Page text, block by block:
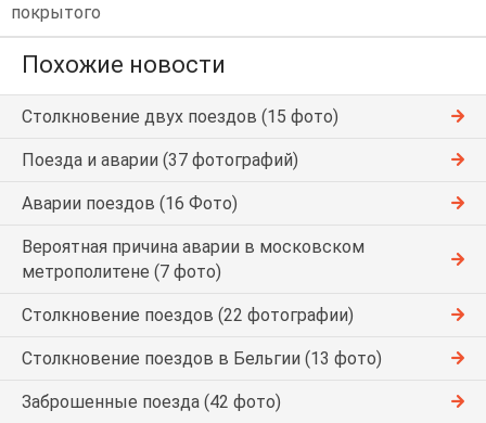
покрытого
Похожие новости
Столкновение двух поездов (15 фото)
Поезда и аварии (37 фотографий)
Аварии поездов (16 Фото)
Вероятная причина аварии в московском
метрополитене (7 фото)
Столкновение поездов (22 фотографии)
Столкновение поездов в Бельгии (13 фото)
Заброшенные поезда (42 фото)